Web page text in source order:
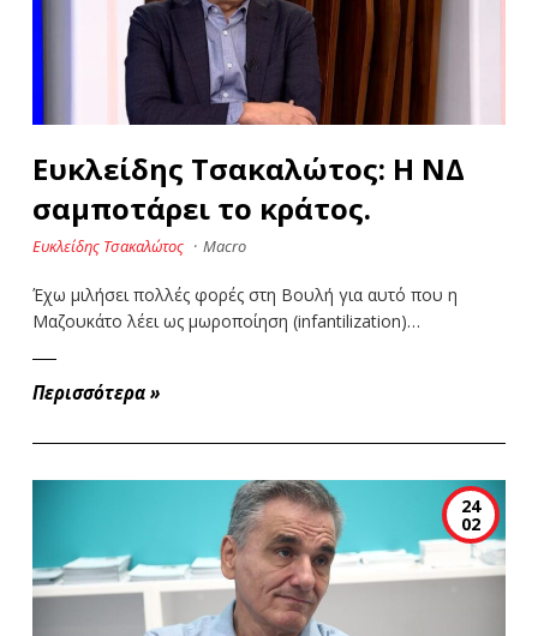
Ευκλείδης Τσακαλώτος: Η ΝΔ
σαμποτάρει το κράτος.
Ευκλείδης Τσακαλώτος · Macro
Έχω μιλήσει πολλές φορές στη Bουλή για αυτό που η
Μαζουκάτο λέει ως μωροποίηση (infantilization)…
Περισσότερα »
24
02